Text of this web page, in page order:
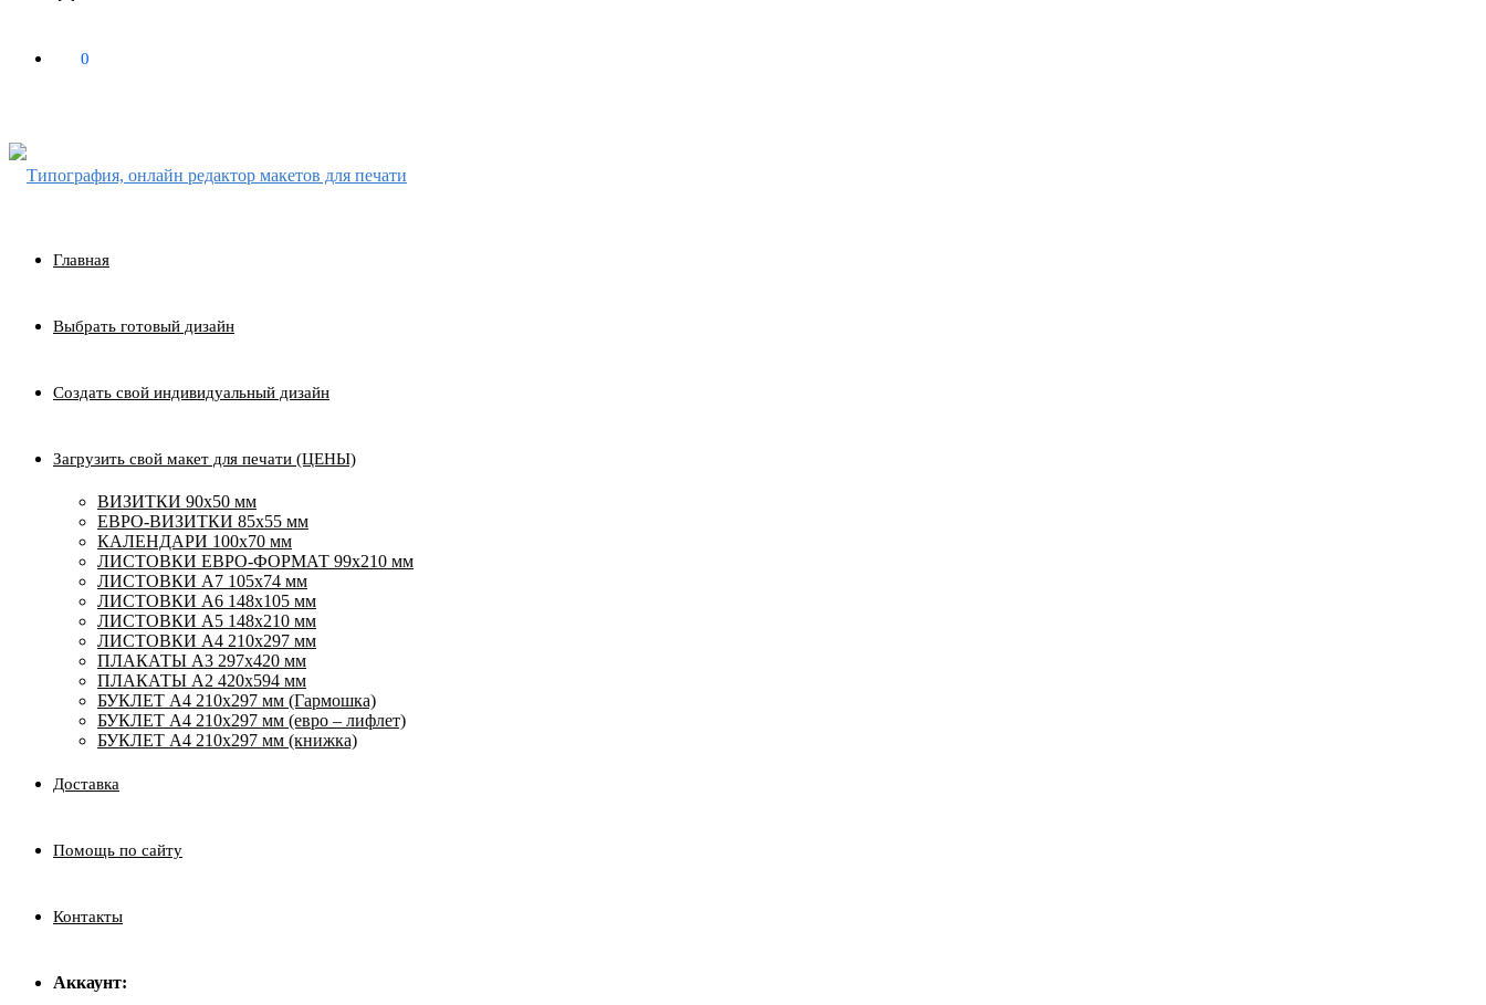
0
Главная
Выбрать готовый дизайн
Создать свой индивидуальный дизайн
Загрузить свой макет для печати (ЦЕНЫ)
ВИЗИТКИ 90х50 мм
ЕВРО-ВИЗИТКИ 85х55 мм
КАЛЕНДАРИ 100х70 мм
ЛИСТОВКИ ЕВРО-ФОРМАТ 99х210 мм
ЛИСТОВКИ А7 105х74 мм
ЛИСТОВКИ А6 148х105 мм
ЛИСТОВКИ А5 148х210 мм
ЛИСТОВКИ А4 210х297 мм
ПЛАКАТЫ А3 297х420 мм
ПЛАКАТЫ А2 420х594 мм
БУКЛЕТ А4 210х297 мм (Гармошка)
БУКЛЕТ А4 210х297 мм (евро – лифлет)
БУКЛЕТ А4 210х297 мм (книжка)
Доставка
Помощь по сайту
Контакты
Аккаунт: